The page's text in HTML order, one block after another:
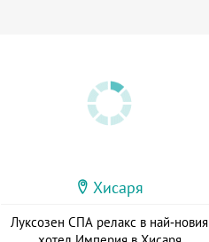
Хисаря
Луксозен СПА релакс в най-новия